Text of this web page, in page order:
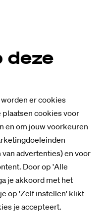
deze
er cookies
cookies voor
en om jouw voorkeuren
advertenties) en voor
Door op 'Alle
je akkoord met het
op 'Zelf instellen' klikt
je accepteert.